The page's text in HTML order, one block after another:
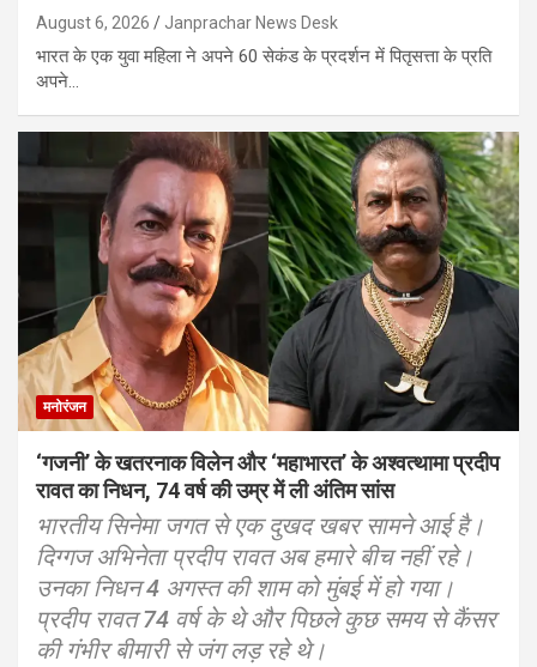
August 6, 2026 Janprachar News Desk
भारत के एक युवा महिला ने अपने 60 सेकंड के प्रदर्शन में पितृसत्ता के प्रति
अपने…
मनोरंजन
‘गजनी’ के खतरनाक विलेन और ‘महाभारत’ के अश्वत्थामा प्रदीप
रावत का निधन, 74 वर्ष की उम्र में ली अंतिम सांस
भारतीय सिनेमा जगत से एक दुखद खबर सामने आई है।
दिग्गज अभिनेता प्रदीप रावत अब हमारे बीच नहीं रहे।
उनका निधन 4 अगस्त की शाम को मुंबई में हो गया।
प्रदीप रावत 74 वर्ष के थे और पिछले कुछ समय से कैंसर
की गंभीर बीमारी से जंग लड़ रहे थे।